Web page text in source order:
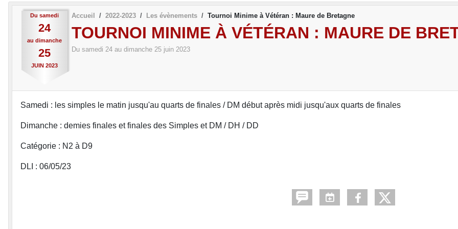
Du samedi
24
au dimanche
25
JUIN 2023
Accueil 2022-2023 Les évènements Tournoi Minime à Vétéran : Maure de Bretagne
TOURNOI MINIME À VÉTÉRAN : MAURE DE
Du samedi 24 au dimanche 25 juin 2023
Samedi : les simples le matin jusqu'au quarts de finales / DM début après midi jusqu'aux quarts de finales
Dimanche : demies finales et finales des Simples et DM / DH / DD
Catégorie : N2 à D9
DLI : 06/05/23